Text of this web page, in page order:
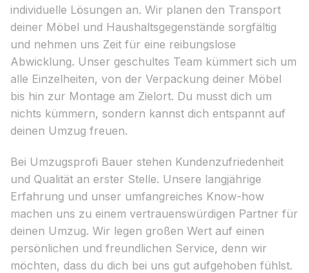
individuelle Lösungen an. Wir planen den Transport
deiner Möbel und Haushaltsgegenstände sorgfältig
und nehmen uns Zeit für eine reibungslose
Abwicklung. Unser geschultes Team kümmert sich um
alle Einzelheiten, von der Verpackung deiner Möbel
bis hin zur Montage am Zielort. Du musst dich um
nichts kümmern, sondern kannst dich entspannt auf
deinen Umzug freuen.
Bei Umzugsprofi Bauer stehen Kundenzufriedenheit
und Qualität an erster Stelle. Unsere langjährige
Erfahrung und unser umfangreiches Know-how
machen uns zu einem vertrauenswürdigen Partner für
deinen Umzug. Wir legen großen Wert auf einen
persönlichen und freundlichen Service, denn wir
möchten, dass du dich bei uns gut aufgehoben fühlst.